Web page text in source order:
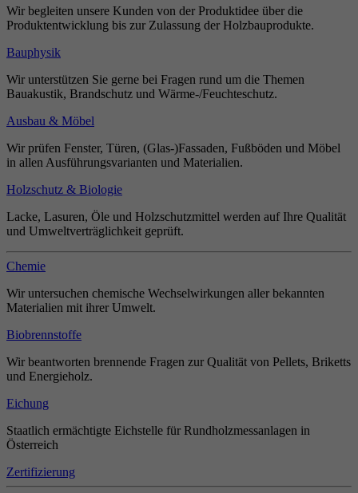
Wir begleiten unsere Kunden von der Produktidee über die
Produktentwicklung bis zur Zulassung der Holzbauprodukte.
Bauphysik
Wir unterstützen Sie gerne bei Fragen rund um die Themen
Bauakustik, Brandschutz und Wärme-/Feuchteschutz.
Ausbau & Möbel
Wir prüfen Fenster, Türen, (Glas-)Fassaden, Fußböden und Möbel
in allen Ausführungsvarianten und Materialien.
Holzschutz & Biologie
Lacke, Lasuren, Öle und Holzschutzmittel werden auf Ihre Qualität
und Umweltverträglichkeit geprüft.
Chemie
Wir untersuchen chemische Wechselwirkungen aller bekannten
Materialien mit ihrer Umwelt.
Biobrennstoffe
Wir beantworten brennende Fragen zur Qualität von Pellets, Briketts
und Energieholz.
Eichung
Staatlich ermächtigte Eichstelle für Rundholzmessanlagen in
Österreich
Zertifizierung